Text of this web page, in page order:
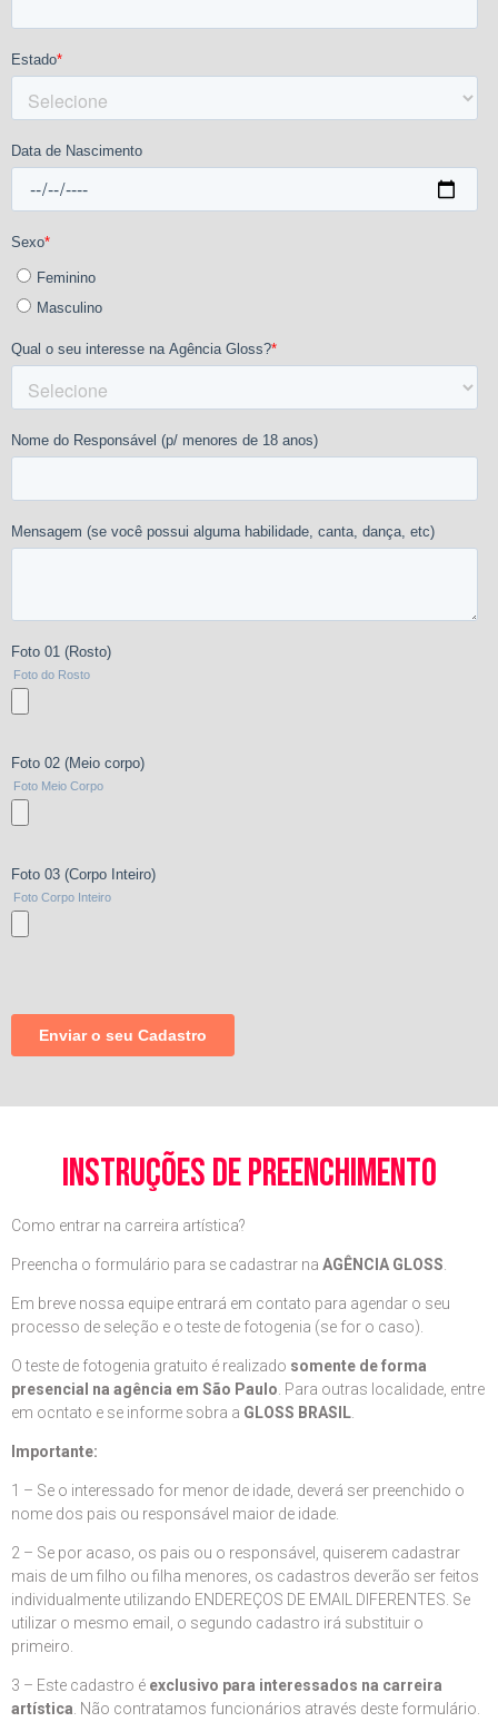
instruções de preenchimento
Como entrar na carreira artística?
Preencha o formulário para se cadastrar na AGÊNCIA GLOSS
Em breve nossa equipe entrará em contato para agendar o seu
processo de seleção e o teste de fotogenia (se for o caso).
O teste de fotogenia gratuito é realizado somente de forma
presencial na agência em São Paulo . Para outras localidade, entre
em ocntato e se informe sobra a GLOSS BRASIL
Importante:
1 – Se o interessado for menor de idade, deverá ser preenchido o
nome dos pais ou responsável maior de idade.
2 – Se por acaso, os pais ou o responsável, quiserem cadastrar
mais de um filho ou filha menores, os cadastros deverão ser feitos
individualmente utilizando ENDEREÇOS DE EMAIL DIFERENTES. Se
utilizar o mesmo email, o segundo cadastro irá substituir o
primeiro.
3 – Este cadastro é exclusivo para interessados na carreira
artística . Não contratamos funcionários através deste formulário.